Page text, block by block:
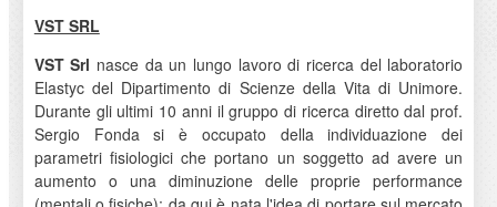
VST SRL
VST Srl nasce da un lungo lavoro di ricerca del laboratorio
Elastyc del Dipartimento di Scienze della Vita di Unimore.
Durante gli ultimi 10 anni il gruppo di ricerca diretto dal prof.
Sergio Fonda si è occupato della individuazione dei
parametri fisiologici che portano un soggetto ad avere un
aumento o una diminuzione delle proprie performance